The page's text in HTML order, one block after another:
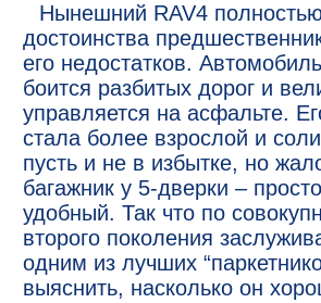
Нынешний RAV4
достоинства
его недостатков.
боится разбитых дорог и
управляется на асфальте.
стала более взрослой и
пусть и не в избытке, но
багажник у 5-дверки –
удобный. Так что по
второго поколения
одним из лучших
выяснить, насколько он